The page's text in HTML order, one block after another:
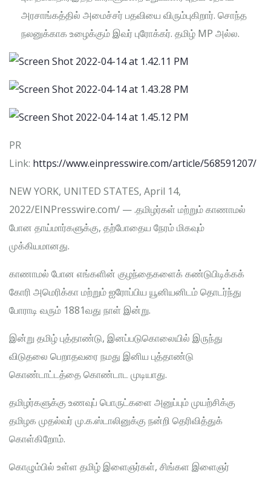
அரசாங்கத்தில் அமைச்சர் பதவியை விரும்புகிறார். சொந்த
நலனுக்காக உழைக்கும் இவர் புரோக்கர். தமிழ் MP அல்ல.
PR
Link: https://www.einpresswire.com/article/568591207/
NEW YORK, UNITED STATES, April 14,
2022/EINPresswire.com/ — .தமிழர்கள் மற்றும் காணாமல்
போன தாய்மார்களுக்கு, தற்போதைய நேரம் மிகவும்
முக்கியமானது.
காணாமல் போன எங்களின் குழந்தைகளைக் கண்டுபிடிக்கக்
கோரி அமெரிக்கா மற்றும் ஐரோப்பிய யூனியனிடம் தொடர்ந்து
போராடி வரும் 1881வது நாள் இன்று.
இன்று தமிழ் புத்தாண்டு, இனப்படுகொலையில் இருந்து
விடுதலை பெறாதவரை நமது இனிய புத்தாண்டு
கொண்டாட்டத்தை கொண்டாட முடியாது.
தமிழர்களுக்கு உணவுப் பொருட்களை அனுப்பும் முயற்சிக்கு
தமிழக முதல்வர் மு.க.ஸ்டாலினுக்கு நன்றி தெரிவித்துக்
கொள்கிறோம்.
கொழும்பில் உள்ள தமிழ் இளைஞர்கள், சிங்கள இளைஞர்